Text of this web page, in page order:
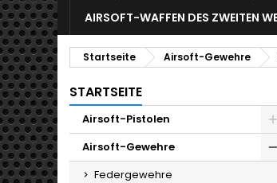
AIRSOFT-WAFFEN DES ZWEITEN
Startseite Airsoft-Gewehre
STARTSEITE
Airsoft-Pistolen
Airsoft-Gewehre
Federgewehre